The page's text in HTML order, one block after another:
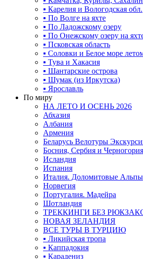
▪ Карелия и Вологодская обл.
▪ По Волге на яхте
▪ По Ладожскому озеру
▪ По Онежскому озеру на
▪ Псковская область
▪ Соловки и Белое море
▪ Тува и Хакасия
▪ Шантарские острова
▪ Шумак (из Иркутска)
▪ Ярославль
По миру
НА ЛЕТО И ОСЕНЬ 2026
Абхазия
Албания
Армения
Беларусь Велотуры
Босния, Сербия и Черногория
Исландия
Испания
Италия. Доломитовые Альпы
Норвегия
Португалия. Мадейра
Шотландия
ТРЕККИНГИ БЕЗ
НОВАЯ ЗЕЛАНДИЯ
ВСЕ ТУРЫ В ТУРЦИЮ
▪ Ликийская тропа
▪ Каппадокия
▪ Карадениз